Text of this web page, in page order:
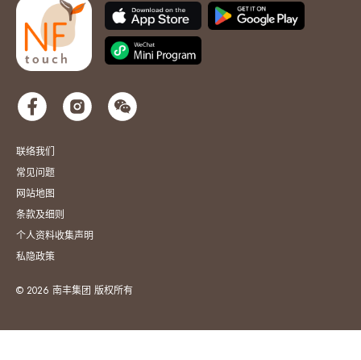
联络我们
常见问题
网站地图
条款及细则
个人资料收集声明
私隐政策
© 2026 南丰集团 版权所有